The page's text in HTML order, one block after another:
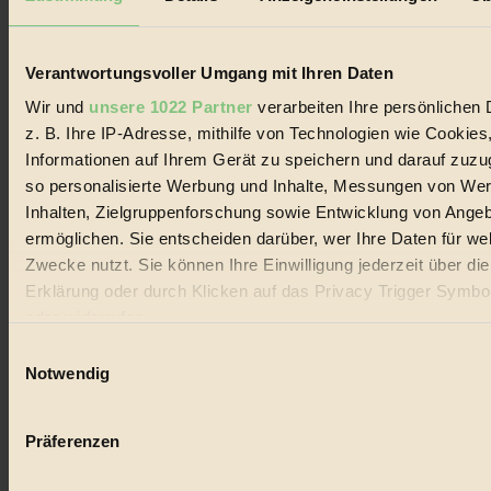
Verantwortungsvoller Umgang mit Ihren Daten
Wir und unsere 1022 Partner verarbeiten Ihre persönlichen
z. B. Ihre IP-Adresse, mithilfe von Technologien wie
Informationen auf Ihrem Gerät zu speichern und darauf
so personalisierte Werbung und Inhalte, Messungen von
Inhalten, Zielgruppenforschung sowie Entwicklung von
ermöglichen. Sie entscheiden darüber, wer Ihre Daten für
Zwecke nutzt. Sie können Ihre Einwilligung jederzeit über
Erklärung oder durch Klicken auf das Privacy Trigger
Wenn Sie es erlauben, würden wir auch gerne:
Ihr Gerät durch aktives Scannen nach bestimmten
Notwendig
Präferenzen
Coverstory
GROSSER WIRBEL um Versuche, den Ozean und
seine Bewegungen festzuhalten.
Außerdem im Heft
RISKANT: Wenn Meeres- und Wildvögel im
Freilandhühnerbetrieb vorbeischauen.
GEMEINER: